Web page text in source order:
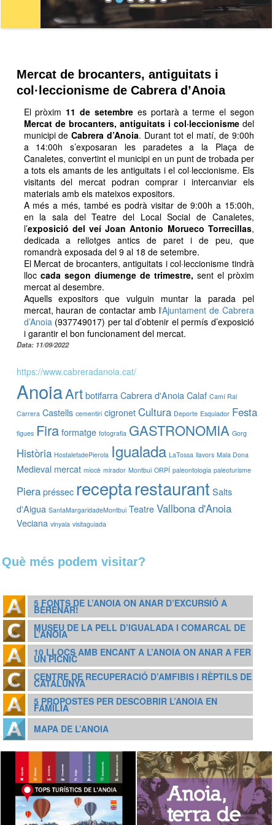
Mercat de brocanters, antiguitats i
col·leccionisme de Cabrera d’Anoia
El pròxim 11 de setembrees portarà a terme el segon
Mercat de brocanters, antiguitats i col·leccionismedel
municipi deCabrera d’Anoia. Durant tot el matí, de 9:00h
a 14:00h s’exposaran les paradetes a la Plaça de
Canaletes, convertint el municipi en un punt de trobada per
a tots els amants de les antiguitats i el col·leccionisme. Els
visitants del mercat podran comprar i intercanviar els
materials amb els mateixos expositors.
A més a més, també es podrà visitar de 9:00h a 15:00h,
en la sala del Teatre del Local Social de Canaletes,
l’exposició del veí Joan Antonio Morueco Torrecillas,
dedicada a rellotges antics de paret i de peu, que
romandrà exposada del 9 al 18 de setembre.
El Mercat de brocanters, antiguitats i col·leccionisme tindrà
lloc cada segon diumenge de trimestre, sent el pròxim
mercat al desembre.
Aquells expositors que vulguin muntar la parada pel
mercat, hauran de contactar amb l‘Ajuntament de Cabrera
d’Anoia(937749017) per tal d’obtenir el permís d’exposició
i garantir el bon funcionament del mercat.
Data: 11/09/2022
https://www.cabreradanoia.cat/
AnoiaArt botifarra Cabrera d'Anoia Calaf Camí Ral
Carrera Castells cementiri cigronet Cultura Deporte Esquiador Festa
figues Fira formatge fotografia GASTRONOMIA Gorg
Història HostaletsdePierola Igualada LaTossa llavors Mala Dona
Medieval mercat miocè mirador Montbui ORPÍ paleontologia paleoturisme
Piera préssec receptarestaurant Salts
d'Aigua SantaMargaridadeMontbui Teatre Vallbona d'Anoia
Veciana vinyala visitaguiada
Què més podem visitar?
5 FONTS DE L’ANOIA ON ANAR D’EXCURSIÓ A
BERENAR!
MUSEU DE LA PELL D’IGUALADA I COMARCAL DE
L’ANOIA
10 LLOCS AMB ENCANT A L’ANOIA ON ANAR A FER
UN PÍCNIC
CENTRE DE RECUPERACIÓ D’AMFIBIS I RÈPTILS DE
CATALUNYA
5 PROPOSTES PER DESCOBRIR L’ANOIA EN
FAMÍLIA
MAPA DE L’ANOIA